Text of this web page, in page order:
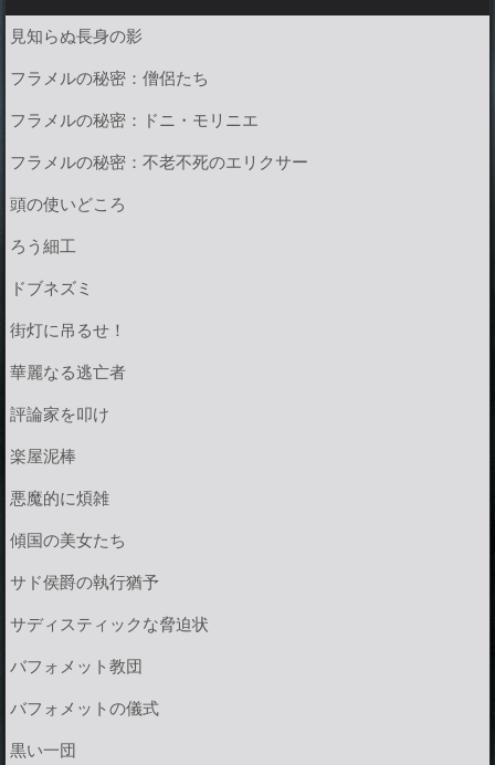
見知らぬ長身の影
フラメルの秘密：僧侶たち
フラメルの秘密：ドニ・モリニエ
フラメルの秘密：不老不死のエリクサー
頭の使いどころ
ろう細工
ドブネズミ
街灯に吊るせ！
華麗なる逃亡者
評論家を叩け
楽屋泥棒
悪魔的に煩雑
傾国の美女たち
サド侯爵の執行猶予
サディスティックな脅迫状
バフォメット教団
バフォメットの儀式
黒い一団